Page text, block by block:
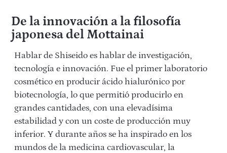
De la innovación a la filosofía
japonesa del Mottainai
Hablar de Shiseido es hablar de investigación,
tecnología e innovación. Fue el primer laboratorio
cosmético en producir ácido hialurónico por
biotecnología, lo que permitió producirlo en
grandes cantidades, con una elevadísima
estabilidad y con un coste de producción muy
inferior. Y durante años se ha inspirado en los
mundos de la medicina cardiovascular, la